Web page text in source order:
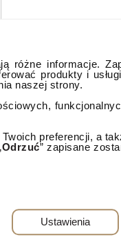
różne informacje.
produkty i
naszej strony.
preferencji, a
Odrzuć” zapisane
Ustawienia